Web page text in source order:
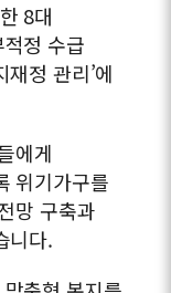
8대
정 수급
재정 관리’에
에게
위기가구를
망 구축과
니다.